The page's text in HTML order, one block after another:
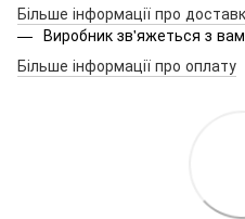
Більше інформації про
Виробник зв'яжеться з
Більше інформації про оплату